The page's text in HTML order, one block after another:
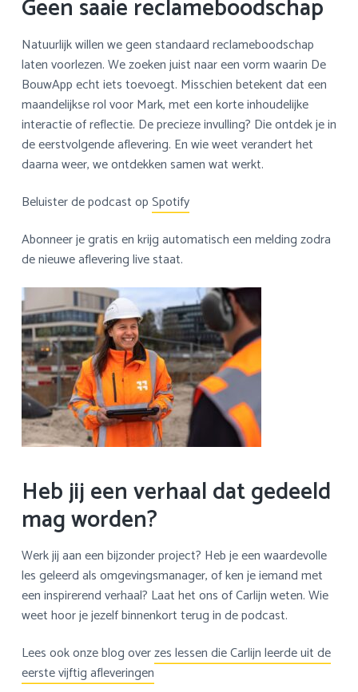
Geen saaie reclameboodschap
Natuurlijk willen we geen standaard reclameboodschap
laten voorlezen. We zoeken juist naar een vorm waarin De
BouwApp echt iets toevoegt. Misschien betekent dat een
maandelijkse rol voor Mark, met een korte inhoudelijke
interactie of reflectie. De precieze invulling? Die ontdek je in
de eerstvolgende aflevering. En wie weet verandert het
daarna weer, we ontdekken samen wat werkt.
Beluister de podcast opSpotify
Abonneer je gratis en krijg automatisch een melding zodra
de nieuwe aflevering live staat.
Heb jij een verhaal dat gedeeld
mag worden?
Werk jij aan een bijzonder project? Heb je een waardevolle
les geleerd als omgevingsmanager, of ken je iemand met
een inspirerend verhaal? Laat het ons of Carlijn weten. Wie
weet hoor je jezelf binnenkort terug in de podcast.
Lees ook onze blog overzes lessen die Carlijn leerde uit de
eerste vijftig afleveringen